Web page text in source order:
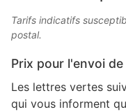
Tarifs indicatifs
postal.
Prix pour l'envoi
Les lettres vertes
qui vous informent